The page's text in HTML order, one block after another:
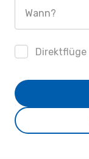
Wann?
Direktflüge